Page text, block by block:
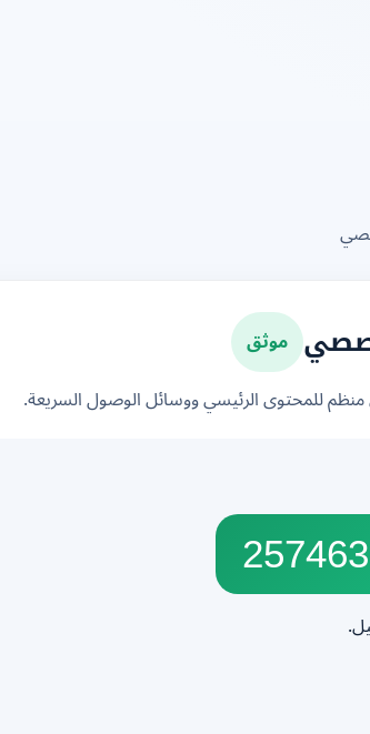
موثق
للمحتوى الرئيسي ووسائل الوصول السريعة.